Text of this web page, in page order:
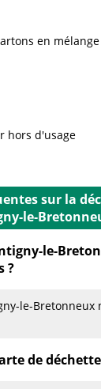
en
hors d'usage
sur la
le-
le-
?
le-Bretonneux
de